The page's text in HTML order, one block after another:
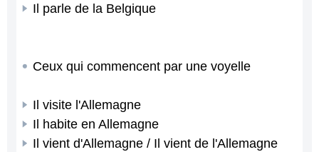
Il parle de la Belgique
Ceux qui commencent par une voyelle
Il visite l'Allemagne
Il habite en Allemagne
Il vient d'Allemagne / Il vient de l'Allemagne